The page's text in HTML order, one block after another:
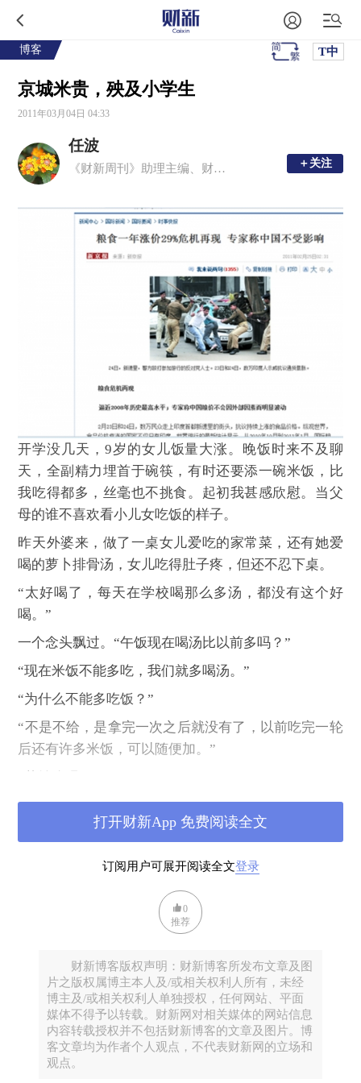
博客 T中
京城米贵，殃及小学生
2011年03月04日 04:33
任波
《财新周刊》助理主编、财新网副总编辑（兼） ＋关注
＋关注
开学没几天，9岁的女儿饭量大涨。晚饭时来不及聊
天，全副精力埋首于碗筷，有时还要添一碗米饭，比
我吃得都多，丝毫也不挑食。起初我甚感欣慰。当父
母的谁不喜欢看小儿女吃饭的样子。
昨天外婆来，做了一桌女儿爱吃的家常菜，还有她爱
喝的萝卜排骨汤，女儿吃得肚子疼，但还不忍下桌。
“太好喝了，每天在学校喝那么多汤，都没有这个好
喝。”
一个念头飘过。“午饭现在喝汤比以前多吗？”
“现在米饭不能多吃，我们就多喝汤。”
“为什么不能多吃饭？”
“不是不给，是拿完一次之后就没有了，以前吃完一轮
后还有许多米饭，可以随便加。”
“菜很多，但主要是白菜一类的菜。像这样的小油菜没
餐。女儿就学的这所学校中，低年级学生一般在校园
外私人办的“小饭桌”就餐，高年级的学生可以在学校
统一订餐，有专人配送，把餐车推到班级。因为私
终于可以在学校午餐。一个学期下来，听女儿每天报
出丰富的菜谱，逐渐才放心了。说实话，和这所学校
的教育相比，只有这份午餐让我感到满意和放松。没
想到，这唯一的满足就这样结束了。
订阅用户可展开阅读全文登录
打开财新App 免费阅读全文
0
推荐
财新博客版权声明：财新博客所发布文章及图
片之版权属博主本人及/或相关权利人所有，未经
博主及/或相关权利人单独授权，任何网站、平面
媒体不得予以转载。财新网对相关媒体的网站信息
内容转载授权并不包括财新博客的文章及图片。博
客文章均为作者个人观点，不代表财新网的立场和
观点。